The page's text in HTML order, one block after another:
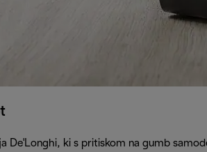
De'Longhi, ki s pritiskom na gumb